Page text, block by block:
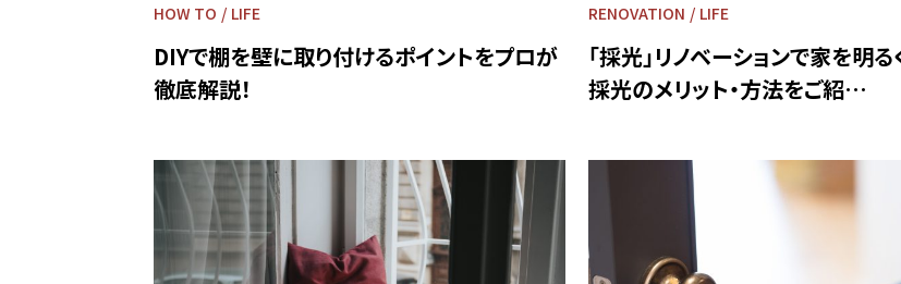
HOW TO LIFE
DIYで棚を壁に取り付けるポイントをプロが
徹底解説！
RENOVATION LIFE
「採光」リノベーションで家を明る
採光のメリット・方法をご紹…